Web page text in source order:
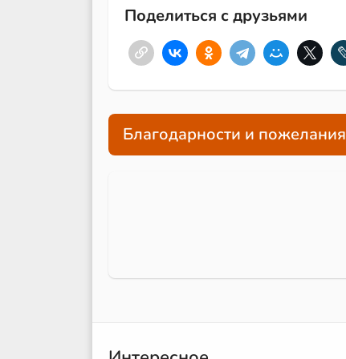
Поделиться с друзьями
Благодарности и пожелания